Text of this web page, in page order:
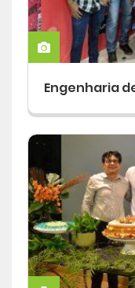
Engenharia